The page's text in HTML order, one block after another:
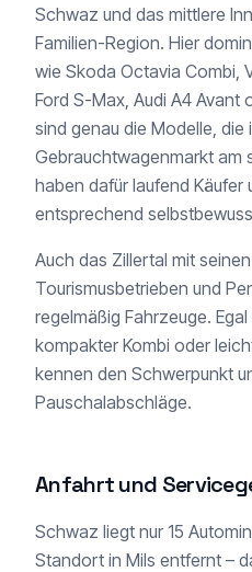
Schwaz und das mittlere
Familien-Region. Hier
wie Skoda Octavia Combi,
Ford S-Max, Audi A4 Avant
sind genau die Modelle,
Gebrauchtwagenmarkt am
haben dafür laufend Käufer
entsprechend
Auch das Zillertal mit
Tourismusbetrieben und
regelmäßig Fahrzeuge.
kompakter Kombi oder
kennen den Schwerpunkt
Pauschalabschläge.
Anfahrt und
Schwaz liegt nur 15
Standort in Mils entfernt –